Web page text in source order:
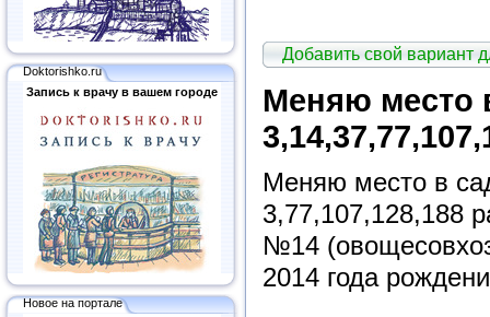
Doktorishko.ru
Запись к врачу в вашем городе
Новое на портале
Добавить свой вариант
Меняю место
Меняю место в
3,77,107,128,188
№14
2014 года